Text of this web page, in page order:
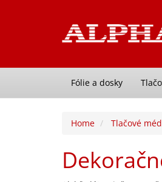
Fólie a dosky
Home Tlačové